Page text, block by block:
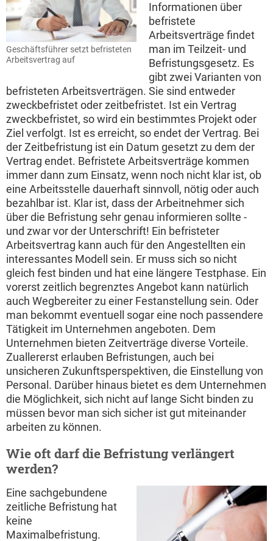
Geschäftsführer setzt befristeten
Arbeitsvertrag auf
Informationen über
befristete
Arbeitsverträge findet
man im Teilzeit- und
Befristungsgesetz. Es
gibt zwei Varianten von
befristeten Arbeitsverträgen. Sie sind entweder
zweckbefristet oder zeitbefristet. Ist ein Vertrag
zweckbefristet, so wird ein bestimmtes Projekt oder
Ziel verfolgt. Ist es erreicht, so endet der Vertrag. Bei
der Zeitbefristung ist ein Datum gesetzt zu dem der
Vertrag endet. Befristete Arbeitsverträge kommen
immer dann zum Einsatz, wenn noch nicht klar ist, ob
eine Arbeitsstelle dauerhaft sinnvoll, nötig oder auch
bezahlbar ist. Klar ist, dass der Arbeitnehmer sich
über die Befristung sehr genau informieren sollte -
und zwar vor der Unterschrift! Ein befristeter
Arbeitsvertrag kann auch für den Angestellten ein
interessantes Modell sein. Er muss sich so nicht
gleich fest binden und hat eine längere Testphase. Ein
vorerst zeitlich begrenztes Angebot kann natürlich
auch Wegbereiter zu einer Festanstellung sein. Oder
man bekommt eventuell sogar eine noch passendere
Tätigkeit im Unternehmen angeboten. Dem
Unternehmen bieten Zeitverträge diverse Vorteile.
Zuallererst erlauben Befristungen, auch bei
unsicheren Zukunftsperspektiven, die Einstellung von
Personal. Darüber hinaus bietet es dem Unternehmen
die Möglichkeit, sich nicht auf lange Sicht binden zu
müssen bevor man sich sicher ist gut miteinander
arbeiten zu können.
Wie oft darf die Befristung verlängert
werden?
Eine sachgebundene
zeitliche Befristung hat
keine
Maximalbefristung.